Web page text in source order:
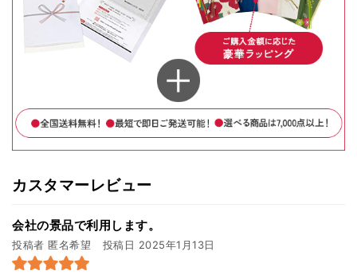
カスタマーレビュー
会社の景品で利用します。
投稿者 匿名希望 投稿日 2025年1月13日